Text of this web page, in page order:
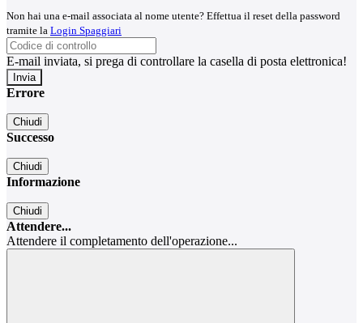
Non hai una e-mail associata al nome utente? Effettua il reset della password
tramite la Login Spaggiari
E-mail inviata, si prega di controllare la casella di posta elettronica!
Errore
Chiudi
Successo
Chiudi
Informazione
Chiudi
Attendere...
Attendere il completamento dell'operazione...